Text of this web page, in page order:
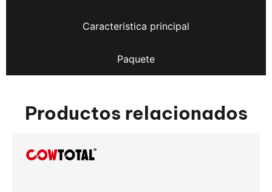
Caracteristica principal
Paquete
Productos relacionados